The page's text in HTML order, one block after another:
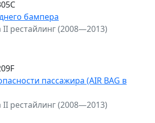
бампера
II рестайлинг (2008—2013)
пассажира (AIR BAG в
II рестайлинг (2008—2013)